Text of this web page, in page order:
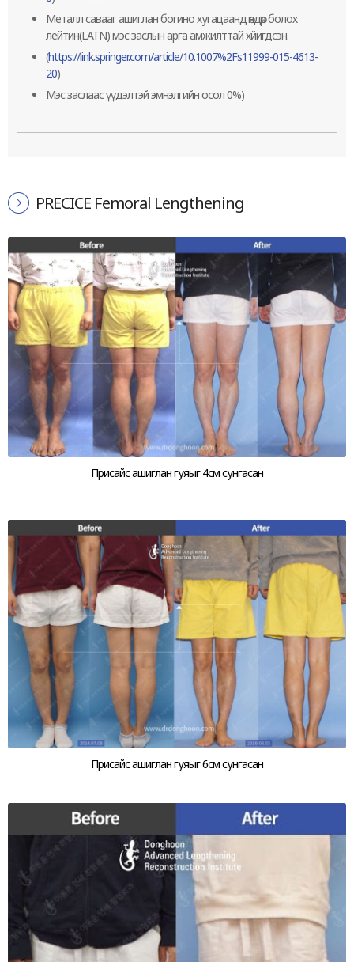
Металл савааг ашиглан богино хугацаанд өндөр болох
лейтин(LATN) мэс заслын арга амжилттай хйигдсэн.
(https://link.springer.com/article/10.1007%2Fs11999-015-4613-
20)
Мэс заслаас үүдэлтэй эмнэлгийн осол 0%)
PRECICE Femoral Lengthening
Присайс ашиглан гуяыг 4см сунгасан
Присайс ашиглан гуяыг 6см сунгасан